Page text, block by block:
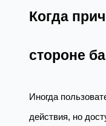
Когда
стороне
Иногда
действия, но